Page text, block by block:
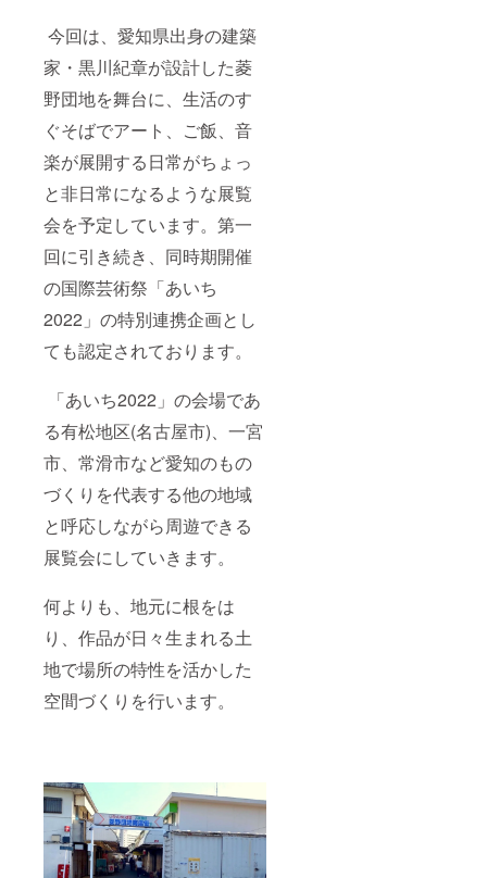
今回は、愛知県出身の建築
家・黒川紀章が設計した菱
野団地を舞台に、生活のす
ぐそばでアート、ご飯、音
楽が展開する日常がちょっ
と非日常になるような展覧
会を予定しています。第一
回に引き続き、同時期開催
の国際芸術祭「あいち
2022」の特別連携企画とし
ても認定されております。
「あいち2022」の会場であ
る有松地区(名古屋市)、一宮
市、常滑市など愛知のもの
づくりを代表する他の地域
と呼応しながら周遊できる
展覧会にしていきます。
何よりも、地元に根をは
り、作品が日々生まれる土
地で場所の特性を活かした
空間づくりを行います。